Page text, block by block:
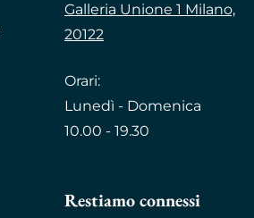
Galleria Unione 1 Milano,
20122
Orari:
Lunedì - Domenica
10.00 - 19.30
Restiamo connessi